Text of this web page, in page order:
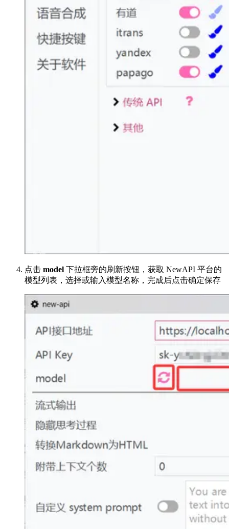
点击 model 下拉框旁的刷新按钮，获取 NewAPI 平台的
模型列表，选择或输入模型名称，完成后点击确定保存